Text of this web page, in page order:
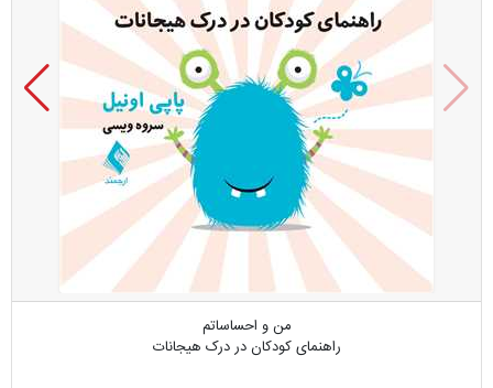
من و احساساتم
راهنمای کودکان در درک هیجانات